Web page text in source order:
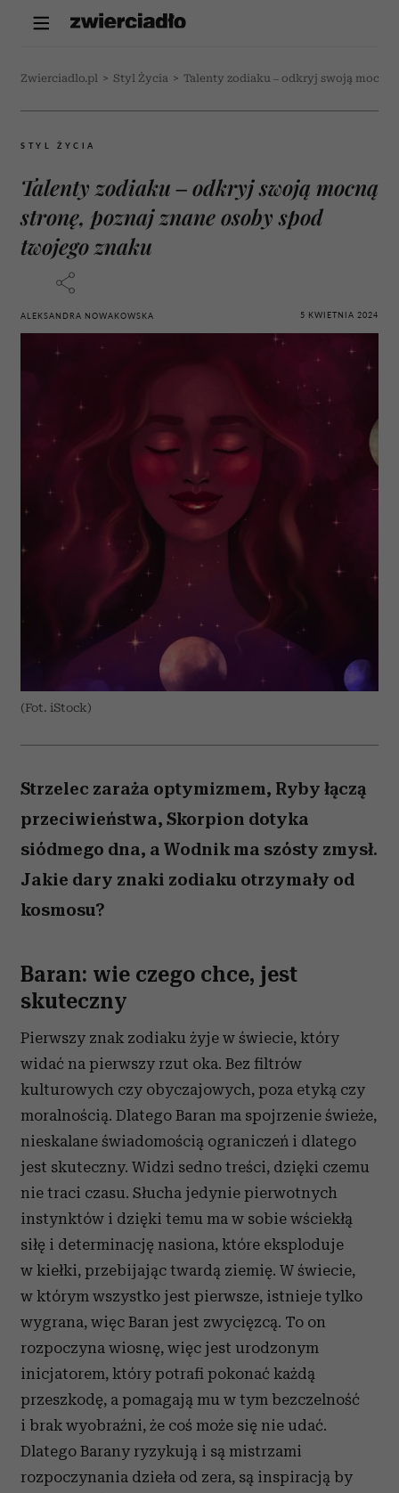
Zwierciadlo.pl > Styl Życia > Talenty zodiaku – odkryj swoją
STYL ŻYCIA
Talenty zodiaku – odkryj swoją mocną
stronę, poznaj znane osoby spod
twojego znaku
ALEKSANDRA NOWAKOWSKA 5 KWIETNIA 2024
(Fot. iStock)
Strzelec zaraża optymizmem, Ryby łączą
przeciwieństwa, Skorpion dotyka
siódmego dna, a Wodnik ma szósty zmysł.
Jakie dary znaki zodiaku otrzymały od
kosmosu?
Baran: wie czego chce, jest
skuteczny
Pierwszy znak zodiaku żyje w świecie, który
widać na pierwszy rzut oka. Bez filtrów
kulturowych czy obyczajowych, poza etyką czy
moralnością. Dlatego Baran ma spojrzenie świeże,
nieskalane świadomością ograniczeń i dlatego
jest skuteczny. Widzi sedno treści, dzięki czemu
nie traci czasu. Słucha jedynie pierwotnych
instynktów i dzięki temu ma w sobie wściekłą
siłę i determinację nasiona, które eksploduje
w kiełki, przebijając twardą ziemię. W świecie,
w którym wszystko jest pierwsze, istnieje tylko
wygrana, więc Baran jest zwycięzcą. To on
rozpoczyna wiosnę, więc jest urodzonym
inicjatorem, który potrafi pokonać każdą
przeszkodę, a pomagają mu w tym bezczelność
i brak wyobraźni, że coś może się nie udać.
Dlatego Barany ryzykują i są mistrzami
rozpoczynania dzieła od zera, są inspiracją by